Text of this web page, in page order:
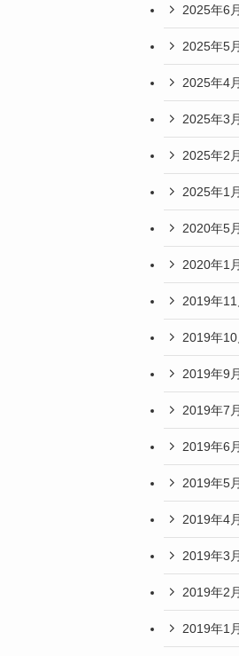
2025年6月
2025年5月
2025年4月
2025年3月
2025年2月
2025年1月
2020年5月
2020年1月
2019年11
2019年10
2019年9月
2019年7月
2019年6月
2019年5月
2019年4月
2019年3月
2019年2月
2019年1月